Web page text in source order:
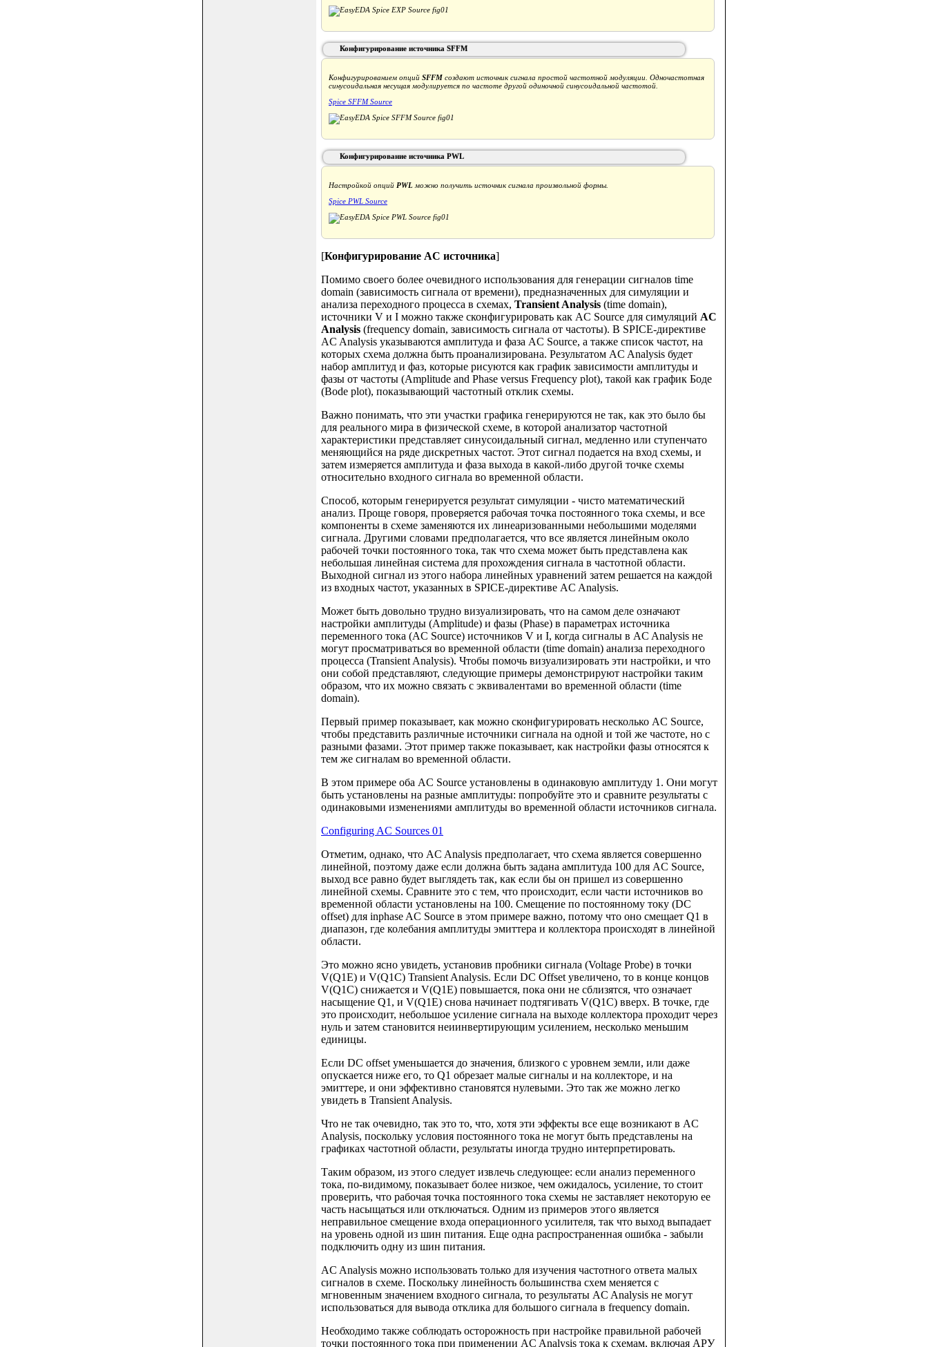
Конфигурирование источника SFFM
Конфигурированием опций SFFM создают источник сигнала простой частотной модуляции. Одночастотная
синусоидальная несущая модулируется по частоте другой одиночной синусоидальной частотой.
Spice SFFM Source
Конфигурирование источника PWL
Настройкой опций PWL можно получить источник сигнала произвольной формы.
Spice PWL Source
[Конфигурирование AC источника]
Помимо своего более очевидного использования для генерации сигналов time
domain (зависимость сигнала от времени), предназначенных для симуляции и
анализа переходного процесса в схемах, Transient Analysis (time domain),
источники V и I можно также сконфигурировать как AC Source для симуляций AC
Analysis (frequency domain, зависимость сигнала от частоты). В SPICE-директиве
AC Analysis указываются амплитуда и фаза AC Source, а также список частот, на
которых схема должна быть проанализирована. Результатом AC Analysis будет
набор амплитуд и фаз, которые рисуются как график зависимости амплитуды и
фазы от частоты (Amplitude and Phase versus Frequency plot), такой как график Боде
(Bode plot), показывающий частотный отклик схемы.
Важно понимать, что эти участки графика генерируются не так, как это было бы
для реального мира в физической схеме, в которой анализатор частотной
характеристики представляет синусоидальный сигнал, медленно или ступенчато
меняющийся на ряде дискретных частот. Этот сигнал подается на вход схемы, и
затем измеряется амплитуда и фаза выхода в какой-либо другой точке схемы
относительно входного сигнала во временной области.
Способ, которым генерируется результат симуляции - чисто математический
анализ. Проще говоря, проверяется рабочая точка постоянного тока схемы, и все
компоненты в схеме заменяются их линеаризованными небольшими моделями
сигнала. Другими словами предполагается, что все является линейным около
рабочей точки постоянного тока, так что схема может быть представлена как
небольшая линейная система для прохождения сигнала в частотной области.
Выходной сигнал из этого набора линейных уравнений затем решается на каждой
из входных частот, указанных в SPICE-директиве AC Analysis.
Может быть довольно трудно визуализировать, что на самом деле означают
настройки амплитуды (Amplitude) и фазы (Phase) в параметрах источника
переменного тока (AC Source) источников V и I, когда сигналы в AC Analysis не
могут просматриваться во временной области (time domain) анализа переходного
процесса (Transient Analysis). Чтобы помочь визуализировать эти настройки, и что
они собой представляют, следующие примеры демонстрируют настройки таким
образом, что их можно связать с эквивалентами во временной области (time
domain).
Первый пример показывает, как можно сконфигурировать несколько AC Source,
чтобы представить различные источники сигнала на одной и той же частоте, но с
разными фазами. Этот пример также показывает, как настройки фазы относятся к
тем же сигналам во временной области.
В этом примере оба AC Source установлены в одинаковую амплитуду 1. Они могут
быть установлены на разные амплитуды: попробуйте это и сравните результаты с
одинаковыми изменениями амплитуды во временной области источников сигнала.
Configuring AC Sources 01
Отметим, однако, что AC Analysis предполагает, что схема является совершенно
линейной, поэтому даже если должна быть задана амплитуда 100 для AC Source,
выход все равно будет выглядеть так, как если бы он пришел из совершенно
линейной схемы. Сравните это с тем, что происходит, если части источников во
временной области установлены на 100. Смещение по постоянному току (DC
offset) для inphase AC Source в этом примере важно, потому что оно смещает Q1 в
диапазон, где колебания амплитуды эмиттера и коллектора происходят в линейной
области.
Это можно ясно увидеть, установив пробники сигнала (Voltage Probe) в точки
V(Q1E) и V(Q1C) Transient Analysis. Если DC Offset увеличено, то в конце концов
V(Q1C) снижается и V(Q1E) повышается, пока они не сблизятся, что означает
насыщение Q1, и V(Q1E) снова начинает подтягивать V(Q1C) вверх. В точке, где
это происходит, небольшое усиление сигнала на выходе коллектора проходит через
нуль и затем становится неиинвертирующим усилением, несколько меньшим
единицы.
Если DC offset уменьшается до значения, близкого с уровнем земли, или даже
опускается ниже его, то Q1 обрезает малые сигналы и на коллекторе, и на
эмиттере, и они эффективно становятся нулевыми. Это так же можно легко
увидеть в Transient Analysis.
Что не так очевидно, так это то, что, хотя эти эффекты все еще возникают в AC
Analysis, поскольку условия постоянного тока не могут быть представлены на
графиках частотной области, результаты иногда трудно интерпретировать.
Таким образом, из этого следует извлечь следующее: если анализ переменного
тока, по-видимому, показывает более низкое, чем ожидалось, усиление, то стоит
проверить, что рабочая точка постоянного тока схемы не заставляет некоторую ее
часть насыщаться или отключаться. Одним из примеров этого является
неправильное смещение входа операционного усилителя, так что выход выпадает
на уровень одной из шин питания. Еще одна распространенная ошибка - забыли
подключить одну из шин питания.
AC Analysis можно использовать только для изучения частотного ответа малых
сигналов в схеме. Поскольку линейность большинства схем меняется с
мгновенным значением входного сигнала, то результаты AC Analysis не могут
использоваться для вывода отклика для большого сигнала в frequency domain.
Необходимо также соблюдать осторожность при настройке правильной рабочей
точки постоянного тока при применении AC Analysis тока к схемам, включая АРУ